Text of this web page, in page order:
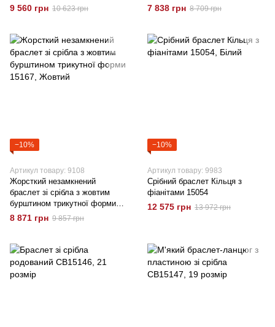
9 560 грн 10 623 грн 7 838 грн 8 709 грн
−10%
Артикул товару: 9108
Жорсткий незамкнений
браслет зі срібла з жовтим
бурштином трикутної форми
15167
8 871 грн 9 857 грн
−10%
Артикул товару: 9983
Срібний браслет Кільця з
фіанітами 15054
12 575 грн 13 972 грн